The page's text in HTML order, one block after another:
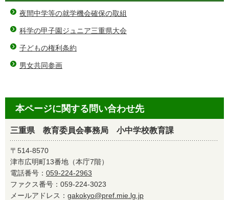
夜間中学等の就学機会確保の取組
科学の甲子園ジュニア三重県大会
子どもの権利条約
男女共同参画
本ページに関する問い合わせ先
三重県 教育委員会事務局 小中学校教育課
〒514-8570
津市広明町13番地（本庁7階）
電話番号： 059-224-2963
ファクス番号：059-224-3023
メールアドレス： gakokyo@pref.mie.lg.jp